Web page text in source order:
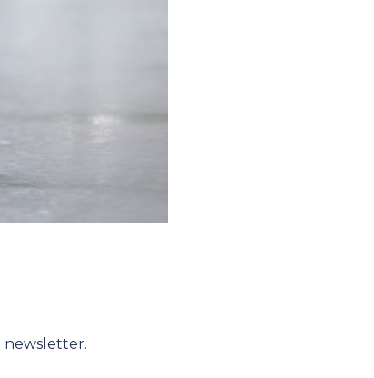
newsletter.